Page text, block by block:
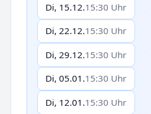
Di, 15.12.15:30 Uhr
Di, 22.12.15:30 Uhr
Di, 29.12.15:30 Uhr
Di, 05.01.15:30 Uhr
Di, 12.01.15:30 Uhr